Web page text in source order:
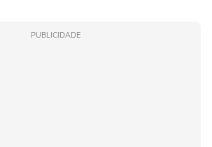
PUBLICIDADE